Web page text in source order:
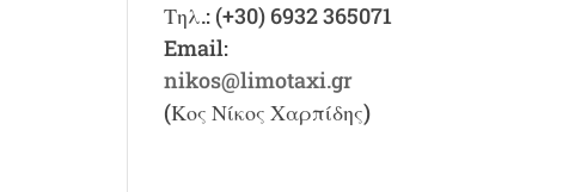
Τηλ.: (+30) 6932 365071
Email:
nikos@limotaxi.gr
(Κος Νίκος Χαρπίδης)